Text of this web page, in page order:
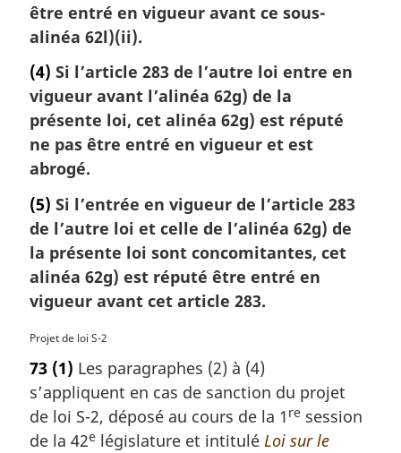
être entré en vigueur avant ce sous-
alinéa 62l)(ii).
(4) Si l’article 283 de l’autre loi entre en
vigueur avant l’alinéa 62g) de la
présente loi, cet alinéa 62g) est réputé
ne pas être entré en vigueur et est
abrogé.
(5) Si l’entrée en vigueur de l’article 283
de l’autre loi et celle de l’alinéa 62g) de
la présente loi sont concomitantes, cet
alinéa 62g) est réputé être entré en
vigueur avant cet article 283.
N
o
t
e
m
a
Projet de loi S-2
73 (1) Les paragraphes (2) à (4)
s’appliquent en cas de sanction du projet
de loi S-2, déposé au cours de la 1 re session
de la 42e législature et intitulé Loi sur le